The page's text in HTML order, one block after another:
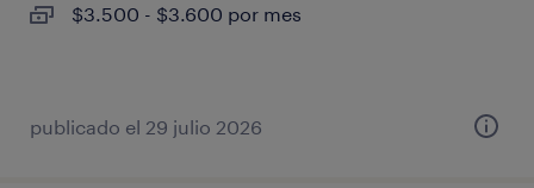
$3.500 - $3.600 por mes
publicado el 29 julio 2026